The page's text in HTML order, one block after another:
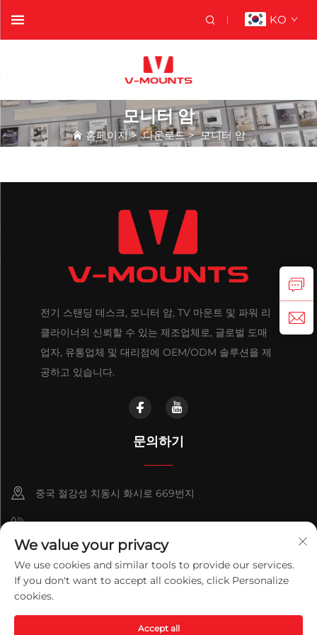
KO
모니터 암
홈페이지>다운로드>모니터 암
전기 스탠딩 데스크, 모니터 암, TV 마운트 및 파워 리
클라이너의 신뢰할 수 있는 제조업체로, 글로벌 도매
업자, 유통업체 및 대리점에 OEM/ODM 솔루션을 제
공하고 있습니다.
문의하기
중국 절강성 치동시 화시로 669번지
+86-18921656832
+86 15250055262
info@v-mounts.com
Copyright © 2026 Qidong Vision Mounts Manufacturing Co.,Ltd.
We value your privacy
We use cookies and similar tools to provide our services.
If you don't want to accept all cookies, click Personalize
cookies.
Accept all